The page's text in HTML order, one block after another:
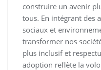
construire un avenir
tous. En intégrant des
sociaux et
transformer nos
plus inclusif et
adoption reflète la